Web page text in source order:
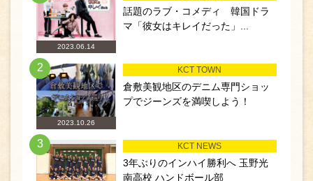
2023.06.14
話題のラブ・コメディ 韓国ドラ
マ「彼女はキレイだった」...
2
2023.10.26
KCT TOWN
倉敷美観地区のデニム専門ショッ
プでジーンズを満喫しよう！
3 KCT NEWS
3年ぶりのインハイ勝利へ 玉野光
南高校 ハンドボール部